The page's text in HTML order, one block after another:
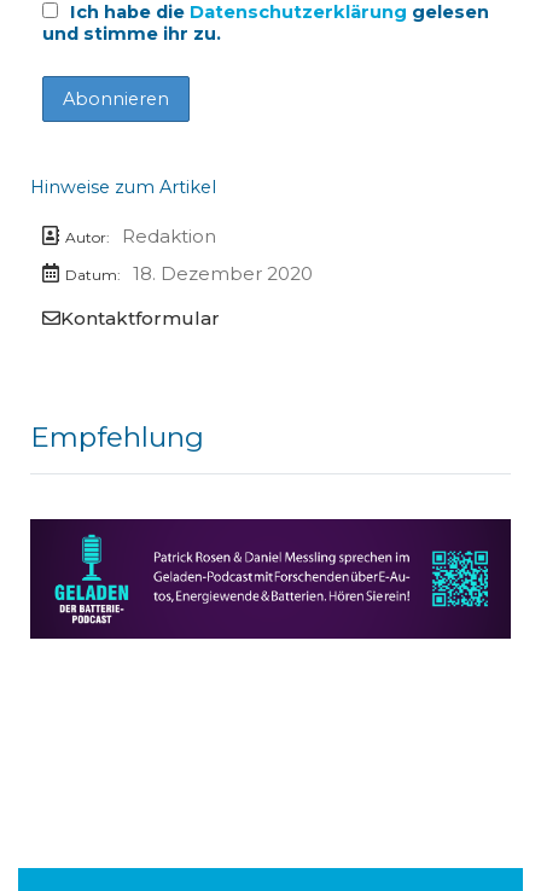
Ich habe die Datenschutzerklärung gelesen
und stimme ihr zu.
Hinweise zum Artikel
Autor: Redaktion
Datum:
18. Dezember 2020
Kontaktformular
Empfehlung